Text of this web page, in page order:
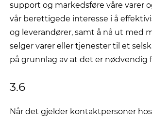
support og markedsføre våre varer
vår berettigede interesse i å
og leverandører, samt å nå ut med
selger varer eller tjenester til et
på grunnlag av at det er nødvendig
3.6
Når det gjelder kontaktpersoner